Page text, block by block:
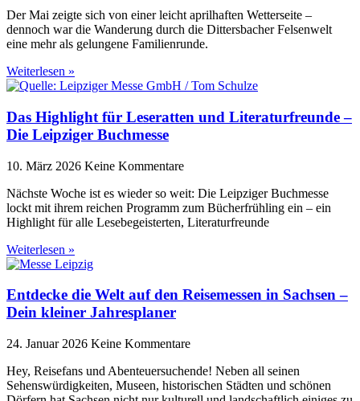
Der Mai zeigte sich von einer leicht aprilhaften Wetterseite –
dennoch war die Wanderung durch die Dittersbacher Felsenwelt
eine mehr als gelungene Familienrunde.
Weiterlesen »
Das Highlight für Leseratten und Literaturfreunde –
Die Leipziger Buchmesse
10. März 2026 Keine Kommentare
Nächste Woche ist es wieder so weit: Die Leipziger Buchmesse
lockt mit ihrem reichen Programm zum Bücherfrühling ein – ein
Highlight für alle Lesebegeisterten, Literaturfreunde
Weiterlesen »
Entdecke die Welt auf den Reisemessen in Sachsen –
Dein kleiner Jahresplaner
24. Januar 2026 Keine Kommentare
Hey, Reisefans und Abenteuersuchende! Neben all seinen
Sehenswürdigkeiten, Museen, historischen Städten und schönen